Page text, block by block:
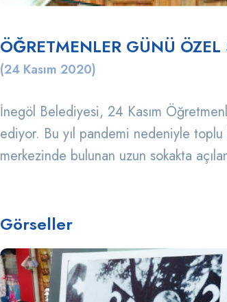
ÖĞRETMENLER GÜNÜ ÖZEL
(24 Kasım 2020)
İnegöl Belediyesi, 24 Kasım
ediyor. Bu yıl pandemi nedeniyle toplu
merkezinde bulunan uzun sokakta
Görseller